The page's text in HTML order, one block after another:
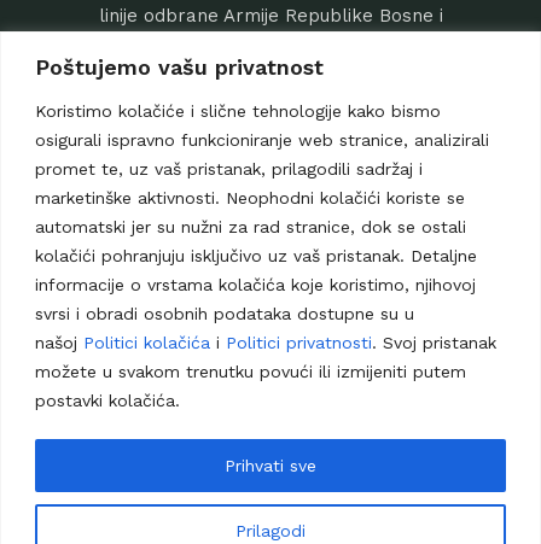
Poštujemo vašu privatnost
Koristimo kolačiće i slične tehnologije kako bismo
osigurali ispravno funkcioniranje web stranice, analizirali
promet te, uz vaš pristanak, prilagodili sadržaj i
marketinške aktivnosti. Neophodni kolačići koriste se
automatski jer su nužni za rad stranice, dok se ostali
kolačići pohranjuju isključivo uz vaš pristanak. Detaljne
informacije o vrstama kolačića koje koristimo, njihovoj
svrsi i obradi osobnih podataka dostupne su u
našoj Politici kolačića i Politici privatnosti. Svoj pristanak
možete u svakom trenutku povući ili izmijeniti putem
postavki kolačića.
Prilagodi
Prihvati sve
linije odbrane Armije Republike Bosne i
na Ozrenu. Međutim, borci ARBiH pružili su žestok
otpor, zaustavljajući već prve tenkove VRS-a.
Borbe su trajale tri dana, tokom kojih je ARBiH
uništila šest tenkova i tri transportera VRS-a.
Uprkos kontinuiranim naporima neprijatelja da
dovuče nove oklopne snage, linija odbrane ARBiH
nije bila probijena. Nakon tri dana teških borbi,
neprijateljske snage bile su prisiljene na
povlačenje. Ova bitka rezultirala je pobjedom
ARBiH, a na mjestu sukoba danas stoje dva
uništena tenka i transporter, podsjetnik na
hrabrost bosanskohercegovačkih vojnika.